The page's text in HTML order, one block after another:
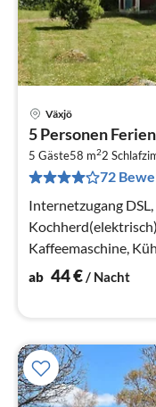
Växjö
5 Personen
5 Gäste58 m22
72
Internetzugang
Kaffeemaschine,
vom Brunnen),
ab 44€/ Nacht